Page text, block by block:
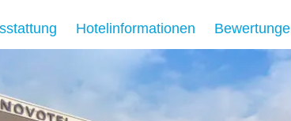
Hotelinformationen